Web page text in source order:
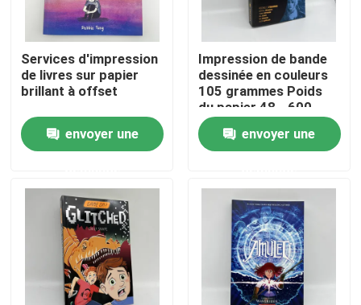
Ressource
Contactez-nous
Nouvelles
Demandez une citation
Impression de livres de table à café
Impression de cartes de tarot
Services d'impression
de livres sur papier
brillant à offset
envoyer une
Impression de bande
dessinée en couleurs
105 grammes Poids
du papier 48 - 600
pages
envoyer une